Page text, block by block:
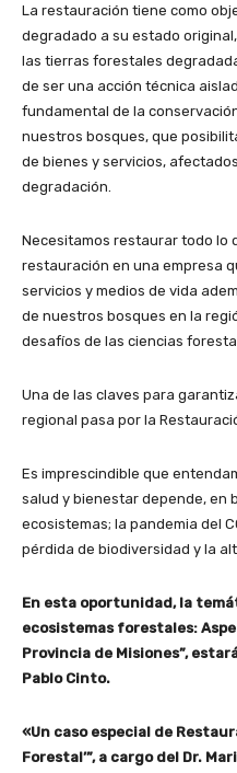
La restauración tiene como
degradado a su estado
las tierras forestales
de ser una acción técnica
fundamental de la
nuestros bosques, que
de bienes y servicios,
degradación.
Necesitamos restaurar todo lo
restauración en una empresa
servicios y medios de vida
de nuestros bosques en la
desafíos de las ciencias
Una de las claves para
regional pasa por la
Es imprescindible que
salud y bienestar depende, en
ecosistemas; la pandemia del
pérdida de biodiversidad y la
En esta oportunidad, la
ecosistemas forestales:
Provincia de Misiones”,
Pablo Cinto.
«Un caso especial de
Forestal’”, a cargo del Dr.